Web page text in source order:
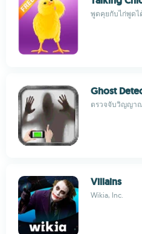
พูดคุยกับไก่พูดไ
Ghost
ตรวจจับวิญญา
Villains
Wikia, Inc.